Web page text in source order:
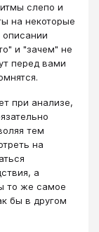
слепо и
на некоторые
и "зачем" не
перед вами
при анализе,
тем
на
а
то же самое
бы в другом